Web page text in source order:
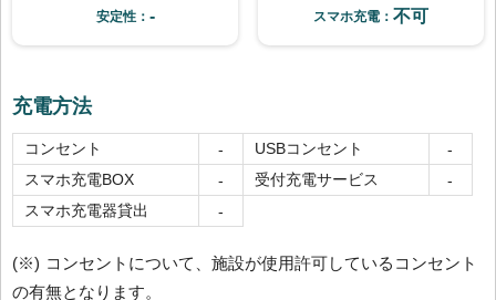
安定性： - スマホ充電： 不可
充電方法
コンセント - USBコンセント
-
スマホ充電BOX
- 受付充電サービス
-
スマホ充電器貸出
-
(※) コンセントについて、施設が使用許可しているコンセント
の有無となります。